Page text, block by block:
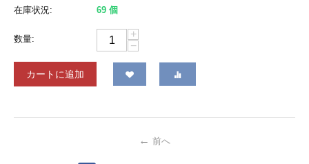
在庫状況: 69 個
数量:
+
−
カートに追加
前へ